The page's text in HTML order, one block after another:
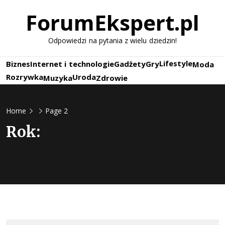
ForumEkspert.pl
Odpowiedzi na pytania z wielu dziedzin!
BiznesInternet i technologieGadżetyGryLifestyleModa
RozrywkaMuzykaUrodaZdrowie
Home Page 2
Rok: